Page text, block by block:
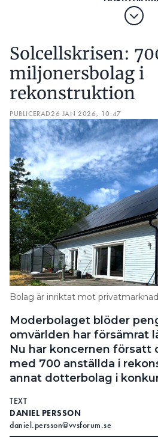
Solcellskrisen:
miljonersbolag i
rekonstruktion
PUBLICERAD26 JAN 2026, 10:47
Bolag är inriktat mot
Moderbolaget blöder
omvärlden har försämrat
Nu har koncernen
med 700 anställda i
annat dotterbolag i
TEXT
DANIEL PERSSON
daniel.persson@vvsforum.se